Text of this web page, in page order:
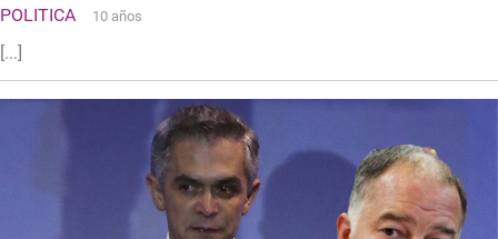
POLITICA 10 años
[...]